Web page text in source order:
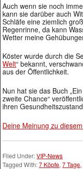
Auch wenn sie noch
kann sie darüber auch
Schläfe eine ziemlich
Regenrinne, da kann
Wetter meine
Köster wurde durch die
Welt“ bekannt,
aus der Öffentlichkeit.
Nun hat sie das Buch
zweite Chance“
ihren
Deine Meinung zu
Filed Under:VIP-News
Tagged With:7 Köpfe,7 Tage,